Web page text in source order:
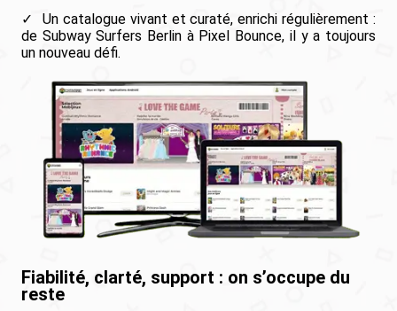
Un catalogue vivant et curaté, enrichi régulièrement :
de Subway Surfers Berlin à Pixel Bounce, il y a toujours
un nouveau défi.
Fiabilité, clarté, support : on s’occupe du
reste